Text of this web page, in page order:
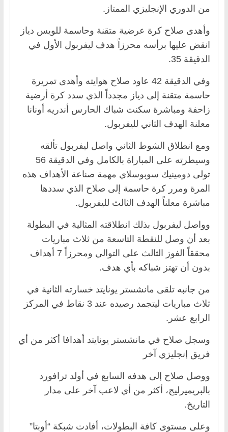
من الدوري الإنجليزي الممتاز.
وأهدى صلاح كرة عرضية متقنة وحاسمة للويس دياز
انقض عليها برأسه محرزاً هدف ليفربول الأول في
الدقيقة 35.
وفي الدقيقة 42 عاود صلاح هوايته وأهدى تمريرة
حاسمة متقنة إلى دياز مجدداً الذي سدد كرة أرضية
زاحفة ومباشرة سكنت شباك الحارس أندريه أونانا
معلنة الهدف الثاني لليفربول.
ومع انطلاق الشوط الثاني واصل ليفربول تألقه
وسيطرته على المباراة بالكامل وفي الدقيقة 56
تولى دومينيك سوبوسلاي مهمة صناعة الأهداف هذه
المرة ومرر كرة حاسمة إلى صلاح الذي سددها
مباشرة معلناً الهدف الثالث لليفربول.
وواصل ليفربول بذلك انطلاقته المثالية في البطولة
بعد أن وصل للنقطة التاسعة من ثلاث مباريات
محققاً الفوز الثالث على التوالي ومحرزاً 7 أهداف
بدون أن تهتز شباكه بأي هدف.
من جانبه تلقى مانشستر يونايتد خسارته الثانية في
ثلاث مباريات ليتجمد رصيده عند 3 نقاط في المركز
الرابع عشر.
وسجل صلاح في مانشستر يونايتد أهدافا أكثر من أي
فريق إنجليزي آخر
ووصل صلاح إلى هدفه السابع في أولد ترافورد
بالبريميرليج، أكثر من أي لاعب آخر على مدار
التاريخ.
وعلى مستوى كافة البطولات، أفادت شبكة “أوبتا”